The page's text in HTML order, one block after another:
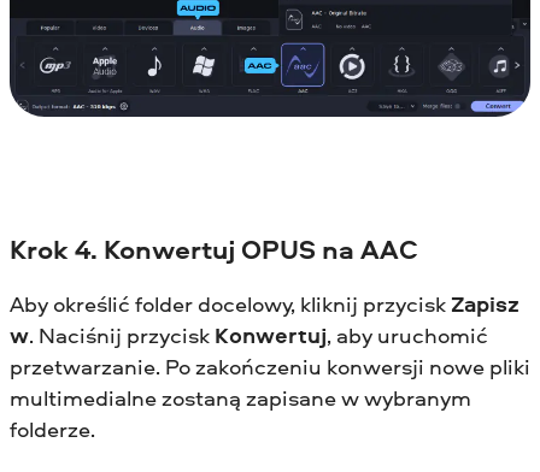
Krok 4. Konwertuj OPUS na AAC
Aby określić folder docelowy, kliknij przycisk Zapisz
w. Naciśnij przycisk Konwertuj, aby uruchomić
przetwarzanie. Po zakończeniu konwersji nowe pliki
multimedialne zostaną zapisane w wybranym
folderze.